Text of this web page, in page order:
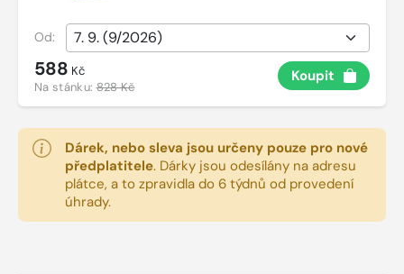
Od:
588 Kč
Na stánku:828 Kč
Koupit
Dárek, nebo sleva jsou určeny pouze pro nové
předplatitele. Dárky jsou odesílány na adresu
plátce, a to zpravidla do 6 týdnů od provedení
úhrady.